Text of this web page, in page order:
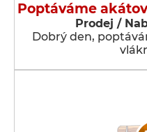
Poptáváme
Prodej /
Dobrý den,